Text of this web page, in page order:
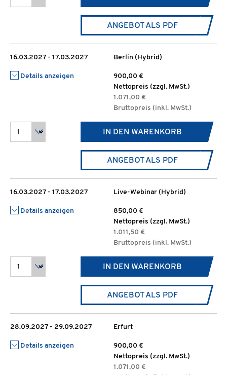
ANGEBOT ALS PDF
16.03.2027 - 17.03.2027 Berlin (Hybrid)
Details anzeigen
900,00 €
Nettopreis (zzgl. MwSt.)
1.071,00 €
Bruttopreis (inkl. MwSt.)
IN DEN WARENKORB
ANGEBOT ALS PDF
16.03.2027 - 17.03.2027 Live-Webinar (Hybrid)
Details anzeigen
850,00 €
Nettopreis (zzgl. MwSt.)
1.011,50 €
Bruttopreis (inkl. MwSt.)
IN DEN WARENKORB
ANGEBOT ALS PDF
28.09.2027 - 29.09.2027 Erfurt
Details anzeigen
900,00 €
Nettopreis (zzgl. MwSt.)
1.071,00 €